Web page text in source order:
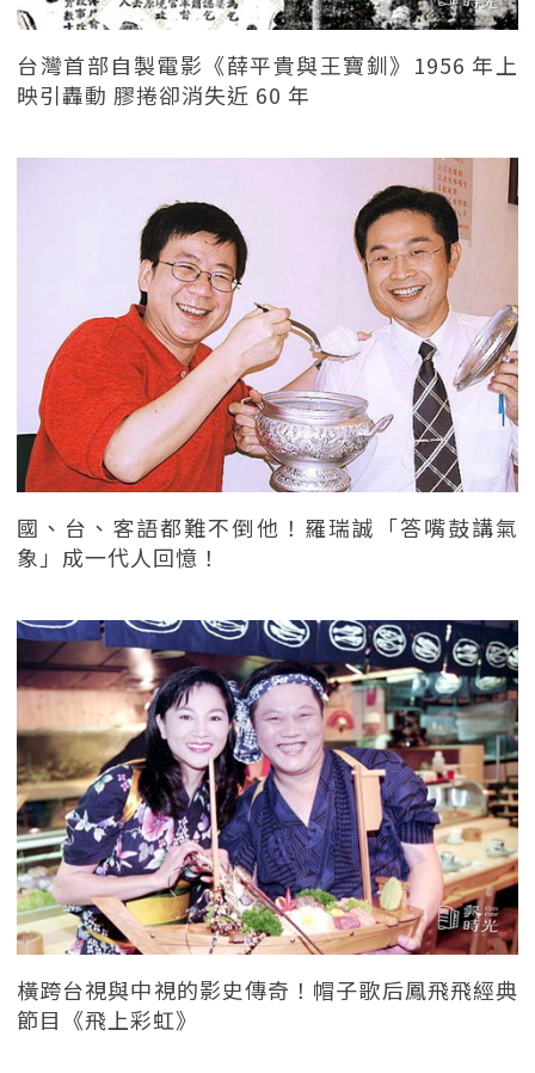
台灣首部自製電影《薛平貴與王寶釧》1956 年上
映引轟動 膠捲卻消失近 60 年
國、台、客語都難不倒他！羅瑞誠「答嘴鼓講氣
象」成一代人回憶！
橫跨台視與中視的影史傳奇！帽子歌后鳳飛飛經典
節目《飛上彩虹》